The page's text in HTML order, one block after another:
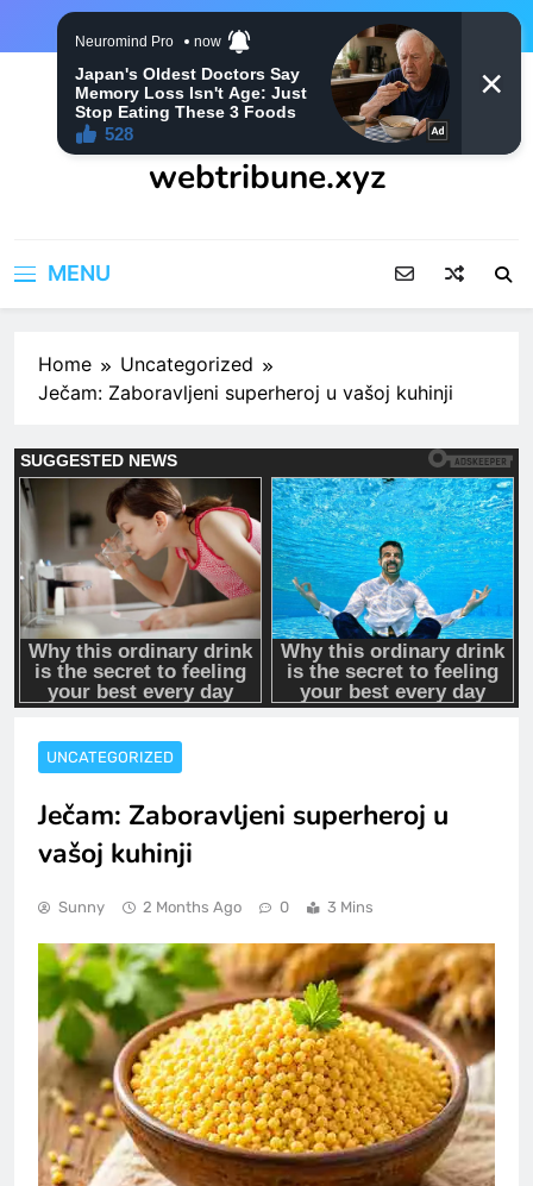
webtribune.xyz
MENU
Home
Uncategorized
Ječam: Zaboravljeni superheroj u vašoj kuhinji
UNCATEGORIZED
Ječam: Zaboravljeni superheroj u
vašoj kuhinji
Sunny 2 Months Ago 0 3 Mins